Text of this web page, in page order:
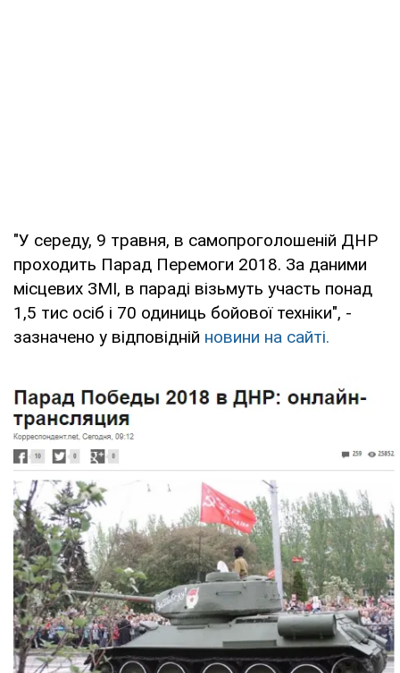
"У середу, 9 травня, в самопроголошеній ДНР
проходить Парад Перемоги 2018. За даними
місцевих ЗМІ, в параді візьмуть участь понад
1,5 тис осіб і 70 одиниць бойової техніки", -
зазначено у відповідній новини на сайті.